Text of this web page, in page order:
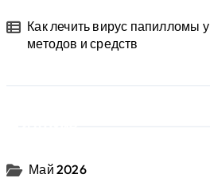
Как лечить вирус папилломы
методов и средств
Май 2026